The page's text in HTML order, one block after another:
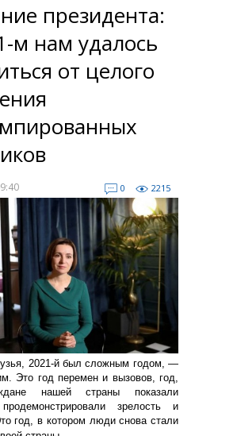
президента:
м нам удалось
от целого
0 2215
2021-й был сложным годом, —
Это год перемен и вызовов, год,
нашей страны показали
зрелость и
год, в котором люди снова стали